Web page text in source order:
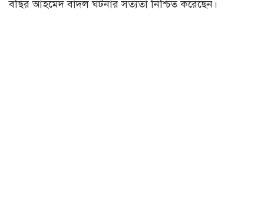
বছির আহমেদ বাদল ঘটনার সত্যতা নিশ্চিত করেছেন।